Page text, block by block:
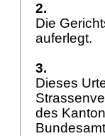
2.
Die
auferlegt.
3.
Dieses
des